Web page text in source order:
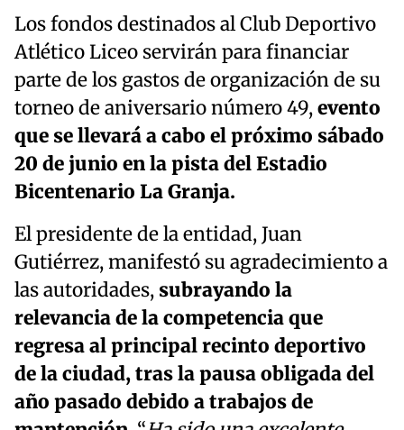
Los fondos destinados al Club Deportivo
Atlético Liceo servirán para financiar
parte de los gastos de organización de su
torneo de aniversario número 49,evento
que se llevará a cabo el próximo sábado
20 de junio en la pista del Estadio
Bicentenario La Granja.
El presidente de la entidad, Juan
Gutiérrez, manifestó su agradecimiento a
las autoridades, subrayando la
relevancia de la competencia que
regresa al principal recinto deportivo
de la ciudad, tras la pausa obligada del
año pasado debido a trabajos de